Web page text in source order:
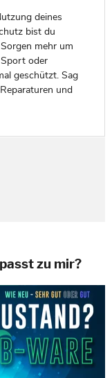
deines
bist du
mehr um
oder
geschützt. Sag
und
zu mir?